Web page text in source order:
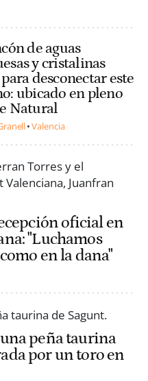
de aguas
y cristalinas
desconectar este
ubicado en pleno
Natural
Valencia
oficial en
"Luchamos
en la dana"
peña taurina
por un toro en